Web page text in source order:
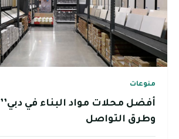
منوعات
أفضل محلات مواد البناء في
وطرق التواصل